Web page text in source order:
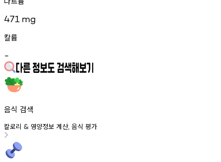
471 mg
칼륨
-
음식 검색
칼로리 & 영양정보 계산, 음식 평가